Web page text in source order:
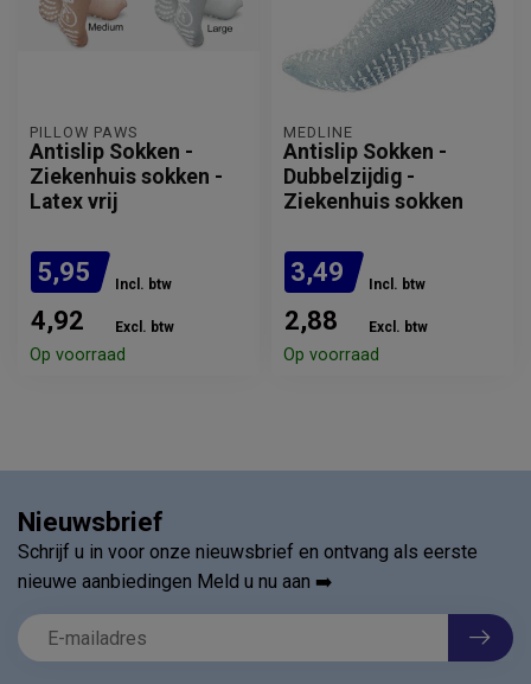
PILLOW PAWS
Antislip Sokken -
Ziekenhuis sokken -
Latex vrij
5,95 Incl. btw
4,92 Excl. btw
Op voorraad
MEDLINE
Antislip Sokken -
Dubbelzijdig -
Ziekenhuis sokken
3,49 Incl. btw
2,88 Excl. btw
Op voorraad
Nieuwsbrief
Schrijf u in voor onze nieuwsbrief en ontvang als eerste
nieuwe aanbiedingen Meld u nu aan ➡️